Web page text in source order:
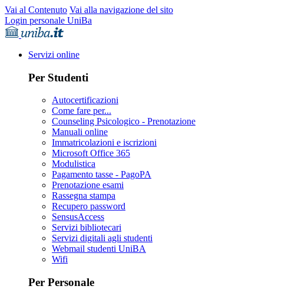
Vai al Contenuto Vai alla navigazione del sito
Login personale UniBa
Servizi online
Per Studenti
Autocertificazioni
Come fare per...
Counseling Psicologico - Prenotazione
Manuali online
Immatricolazioni e iscrizioni
Microsoft Office 365
Modulistica
Pagamento tasse - PagoPA
Prenotazione esami
Rassegna stampa
Recupero password
SensusAccess
Servizi bibliotecari
Servizi digitali agli studenti
Webmail studenti UniBA
Wifi
Per Personale